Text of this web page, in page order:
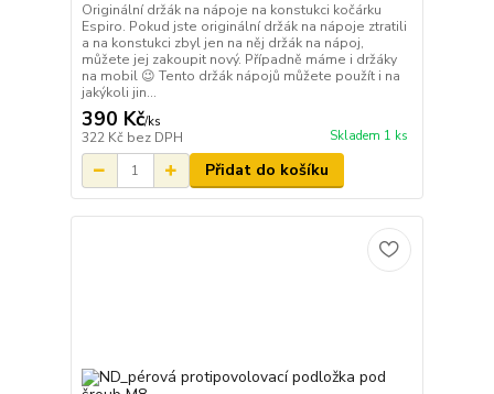
Originální držák na nápoje na konstukci kočárku
Espiro. Pokud jste originální držák na nápoje ztratili
a na konstukci zbyl jen na něj držák na nápoj,
můžete jej zakoupit nový. Případně máme i držáky
na mobil 😉 Tento držák nápojů můžete použít i na
jakýkoli jin...
390 Kč/ks
322 Kč bez DPH Skladem 1 ks
Přidat do košíku